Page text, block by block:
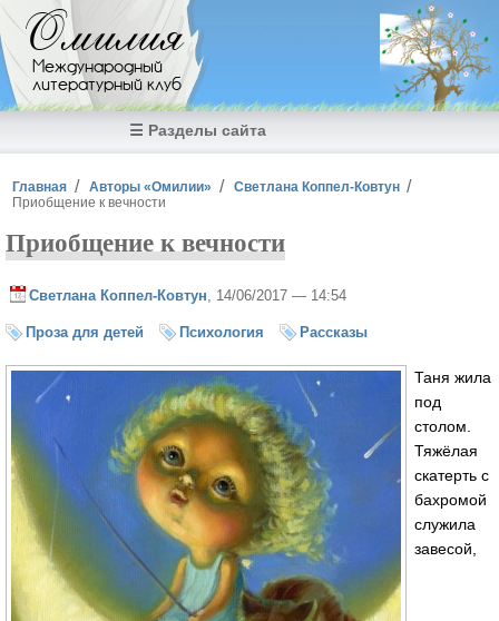
Перейти к основному содержанию
Омилия
Международный
литературный клуб
☰ Разделы сайта
Вы здесь
Главная Авторы «Омилии»
Светлана Коппел-Ковтун
Приобщение к вечности
Приобщение к вечности
Светлана Коппел-Ковтун , 14/06/2017 — 14:54
Проза для детей Психология Рассказы
Таня жила
под
столом.
Тяжёлая
скатерть с
бахромой
служила
завесой,